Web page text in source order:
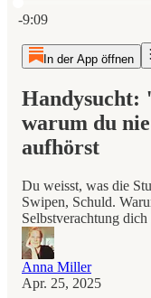
-9:09
In der App öffnen
warum du
aufhörst
Du weisst, was die
Swipen, Schuld.
Selbstverachtung
Anna Miller
Apr. 25, 2025